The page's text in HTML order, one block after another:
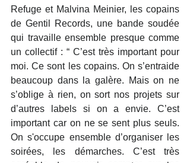
Refuge et Malvina Meinier, les copains
de Gentil Records, une bande soudée
qui travaille ensemble presque comme
un collectif : “ C’est très important pour
moi. Ce sont les copains. On s’entraide
beaucoup dans la galère. Mais on ne
s’oblige à rien, on sort nos projets sur
d’autres labels si on a envie. C’est
important car on ne se sent plus seuls.
On s'occupe ensemble d’organiser les
soirées, les démarches. C’est très